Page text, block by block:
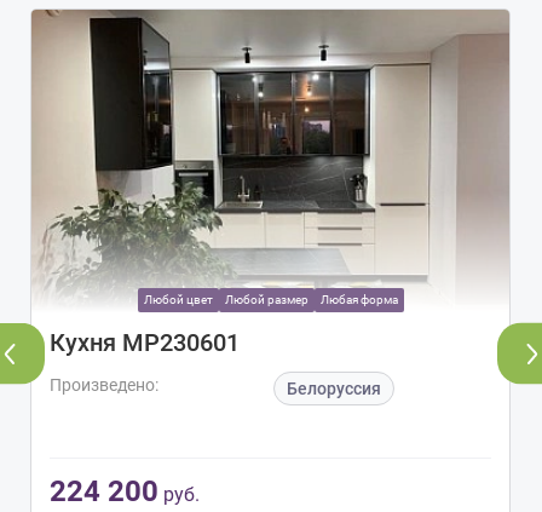
Любой цвет Любой размер Любая форма
Кухня МР230601
Произведено: Белоруссия
224 200 руб.